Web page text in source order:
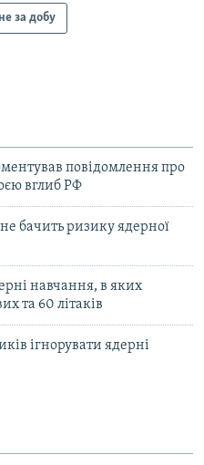
за добу
повідомлення про
вглиб РФ
бачить ризику ядерної
навчання, в яких
та 60 літаків
ігнорувати ядерні